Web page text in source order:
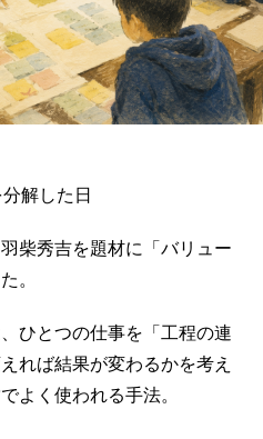
解した日
柴秀吉を題材に「バリュー
。
ひとつの仕事を「工程の連
れば結果が変わるかを考え
よく使われる手法。